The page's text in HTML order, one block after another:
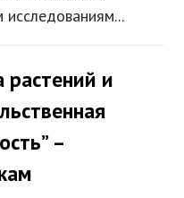
исследованиям...
растений и
–